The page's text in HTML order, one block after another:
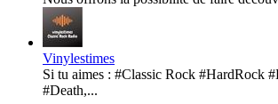
Vinylestimes
Si tu aimes : #Classic Rock #HardRock
#Death,...